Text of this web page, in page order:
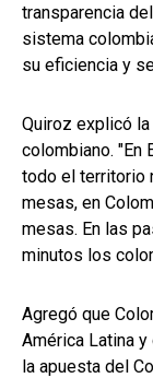
transparencia
sistema
su eficiencia y
Quiroz explicó
colombiano. "En
todo el territorio
mesas, en
mesas. En las
minutos los
Agregó que
América Latina
la apuesta del